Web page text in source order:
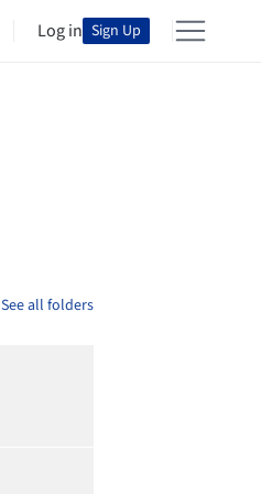
Log in Sign Up
See all folders